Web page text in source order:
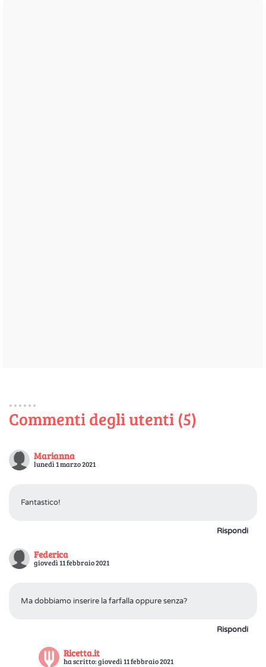
Commenti degli utenti (5)
Marianna
lunedì 1 marzo 2021
Fantastico!
Rispondi
Federica
giovedì 11 febbraio 2021
Ma dobbiamo inserire la farfalla oppure senza?
Rispondi
Ricetta.it
ha scritto: giovedì 11 febbraio 2021